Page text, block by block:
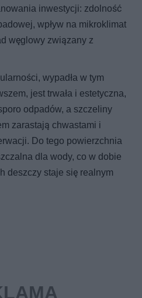
inwestycji: zdolność
wpływ na mikroklimat
węglowy związany z
wypadła w tym
jest trwała i estetyczna,
odpadów, a szczeliny
zarastają chwastami i
Do tego powierzchnia
dla wody, co w dobie
deszczy staje się realnym